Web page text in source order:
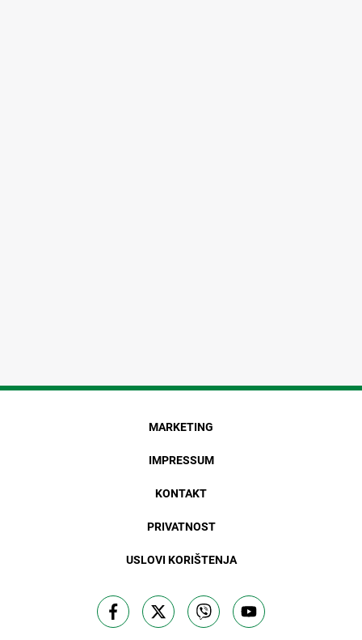
MARKETING
IMPRESSUM
KONTAKT
PRIVATNOST
USLOVI KORIŠTENJA